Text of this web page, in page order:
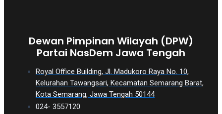
Dewan Pimpinan Wilayah (DPW)
Partai NasDem Jawa Tengah
Royal Office Building, Jl. Madukoro Raya No. 10,
Kelurahan Tawangsari, Kecamatan Semarang Barat,
Kota Semarang, Jawa Tengah 50144
024- 3557120